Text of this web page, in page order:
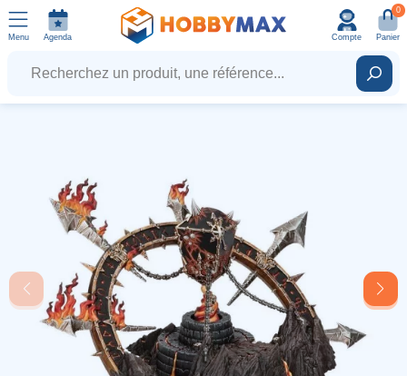
Menu Agenda Compte
0
Panier
Recherchez un produit, une référence...